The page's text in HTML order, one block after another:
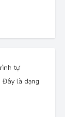
tự
Đây là dạng